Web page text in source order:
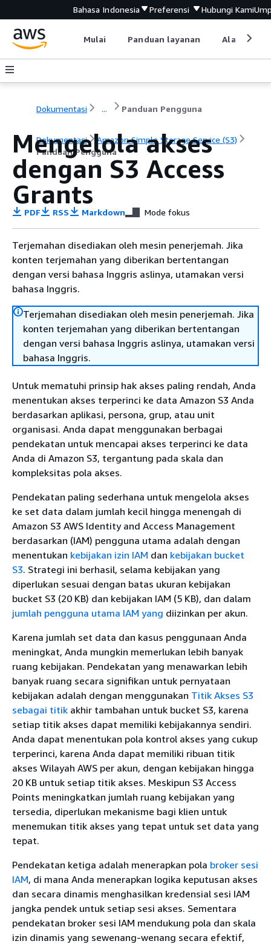
Bahasa Indonesia Preferensi Hubungi Kami
Mulai Panduan layanan Alat
Dokumentasi ... Panduan Pengguna
Dokumentasi
Amazon Simple Storage Service (S3)
Panduan Pengguna
Mengelola akses
dengan S3 Access
Grants
PDF RSS Markdown Mode fokus
Terjemahan disediakan oleh mesin penerjemah. Jika
konten terjemahan yang diberikan bertentangan
dengan versi bahasa Inggris aslinya, utamakan versi
bahasa Inggris.
Terjemahan disediakan oleh mesin penerjemah. Jika
konten terjemahan yang diberikan bertentangan
dengan versi bahasa Inggris aslinya, utamakan versi
bahasa Inggris.
Untuk mematuhi prinsip hak akses paling rendah, Anda
menentukan akses terperinci ke data Amazon S3 Anda
berdasarkan aplikasi, persona, grup, atau unit
organisasi. Anda dapat menggunakan berbagai
pendekatan untuk mencapai akses terperinci ke data
Anda di Amazon S3, tergantung pada skala dan
kompleksitas pola akses.
Pendekatan paling sederhana untuk mengelola akses
ke set data dalam jumlah kecil hingga menengah di
Amazon S3 AWS Identity and Access Management
berdasarkan (IAM) pengguna utama adalah dengan
menentukan kebijakan izin IAM dan kebijakan bucket
S3. Strategi ini berhasil, selama kebijakan yang
diperlukan sesuai dengan batas ukuran kebijakan
bucket S3 (20 KB) dan kebijakan IAM (5 KB), dan dalam
jumlah pengguna utama IAM yang diizinkan per akun.
Karena jumlah set data dan kasus penggunaan Anda
meningkat, Anda mungkin memerlukan lebih banyak
ruang kebijakan. Pendekatan yang menawarkan lebih
banyak ruang secara signifikan untuk pernyataan
kebijakan adalah dengan menggunakan Titik Akses S3
sebagai titik akhir tambahan untuk bucket S3, karena
setiap titik akses dapat memiliki kebijakannya sendiri.
Anda dapat menentukan pola kontrol akses yang cukup
terperinci, karena Anda dapat memiliki ribuan titik
akses Wilayah AWS per akun, dengan kebijakan hingga
20 KB untuk setiap titik akses. Meskipun S3 Access
Points meningkatkan jumlah ruang kebijakan yang
tersedia, diperlukan mekanisme bagi klien untuk
menemukan titik akses yang tepat untuk set data yang
tepat.
Pendekatan ketiga adalah menerapkan pola broker sesi
IAM, di mana Anda menerapkan logika keputusan akses
dan secara dinamis menghasilkan kredensial sesi IAM
jangka pendek untuk setiap sesi akses. Sementara
pendekatan broker sesi IAM mendukung pola dan skala
izin dinamis yang sewenang-wenang secara efektif,